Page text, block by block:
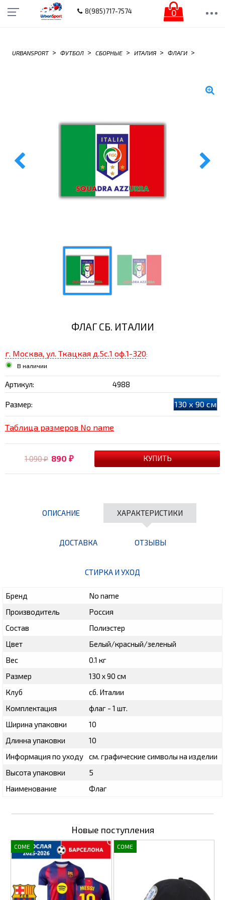
8(985)717-7574 0
URBANSPORT > ФУТБОЛ > СБОРНЫЕ > ИТАЛИЯ > ФЛАГИ >
ФЛАГ СБ. ИТАЛИИ
г. Москва, ул. Ткацкая д.5с.1 оф.1-320:
В наличии
Артикул: 4988
Размер: 130 x 90 см
Таблица размеров No name
1 090₽ 890₽
ОПИСАНИЕ ХАРАКТЕРИСТИКИ
ДОСТАВКА ОТЗЫВЫ
СТИРКА И УХОД
Бренд
No name
Производитель
Россия
Состав
Полиэстер
Цвет
Белый/красный/зеленый
Вес
0.1 кг
Размер
130 x 90 см
Клуб
сб. Италии
Комплектация
флаг - 1 шт.
Ширина упаковки
10
Длинна упаковки
10
Информация по уходу
см. графические символы на изделии
Высота упаковки
5
Наименование
Флаг
Новые поступления
COME COME